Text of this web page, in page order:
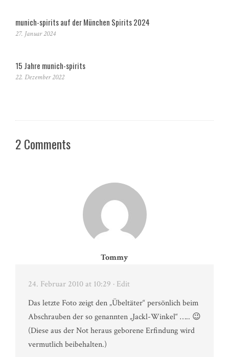
munich-spirits auf der München Spirits 2024
27. Januar 2024
15 Jahre munich-spirits
22. Dezember 2022
2 Comments
Tommy
24. Februar 2010 at 10:29 · Edit
Das letzte Foto zeigt den „Übeltäter“ persönlich beim
Abschrauben der so genannten „Jackl-Winkel“ ….. 😉
(Diese aus der Not heraus geborene Erfindung wird
vermutlich beibehalten.)